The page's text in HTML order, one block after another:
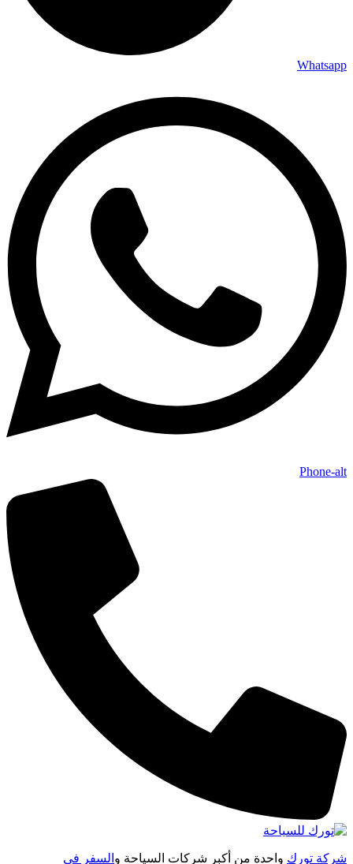
Whatsapp
Phone-alt
شركة تورك واحدة من أكبر شركات السياحة و السفر فى